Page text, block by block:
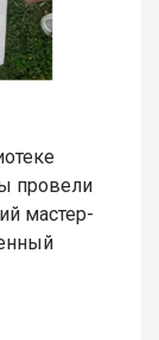
провели
мастер-